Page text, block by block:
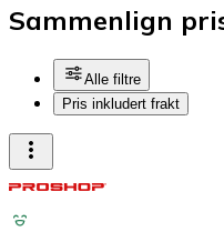
Sammenlign
Alle filtre
Pris inkludert frakt